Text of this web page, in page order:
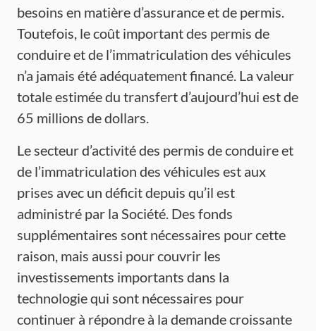
besoins en matière d’assurance et de permis.
Toutefois, le coût important des permis de
conduire et de l’immatriculation des véhicules
n’a jamais été adéquatement financé. La valeur
totale estimée du transfert d’aujourd’hui est de
65 millions de dollars.
Le secteur d’activité des permis de conduire et
de l’immatriculation des véhicules est aux
prises avec un déficit depuis qu’il est
administré par la Société. Des fonds
supplémentaires sont nécessaires pour cette
raison, mais aussi pour couvrir les
investissements importants dans la
technologie qui sont nécessaires pour
continuer à répondre à la demande croissante